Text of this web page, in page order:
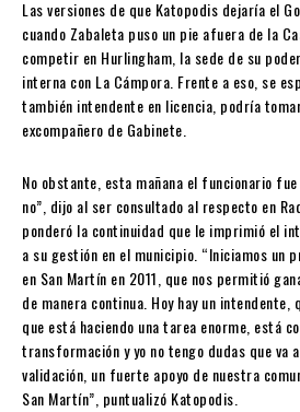
Las versiones de que Katopodis dejaría el
cuando Zabaleta puso un pie afuera de la
competir en Hurlingham, la sede de su
interna con La Cámpora. Frente a eso, se
también intendente en licencia, podría
excompañero de Gabinete.
No obstante, esta mañana el funcionario
no”, dijo al ser consultado al respecto en
ponderó la continuidad que le imprimió el
a su gestión en el municipio. “Iniciamos un
en San Martín en 2011, que nos permitió
de manera continua. Hoy hay un intendente,
que está haciendo una tarea enorme, está
transformación y yo no tengo dudas que va
validación, un fuerte apoyo de nuestra
San Martín”, puntualizó Katopodis.